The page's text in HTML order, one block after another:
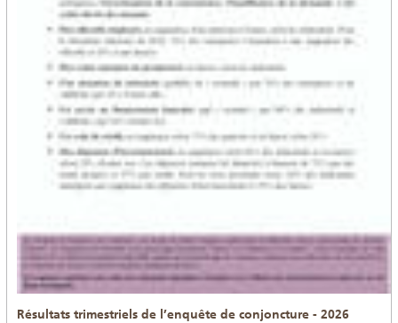
Résultats trimestriels de l’enquête de conjoncture - 2026